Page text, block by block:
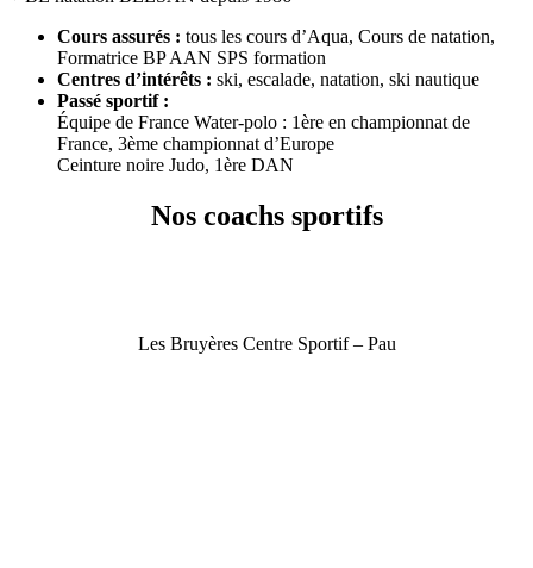
Cours assurés : tous les cours d’Aqua, Cours de natation,
Formatrice BP AAN SPS formation
Centres d’intérêts : ski, escalade, natation, ski nautique
Passé sportif :
Équipe de France Water-polo : 1ère en championnat de
France, 3ème championnat d’Europe
Ceinture noire Judo, 1ère DAN
Nos coachs sportifs
Les Bruyères Centre Sportif – Pau